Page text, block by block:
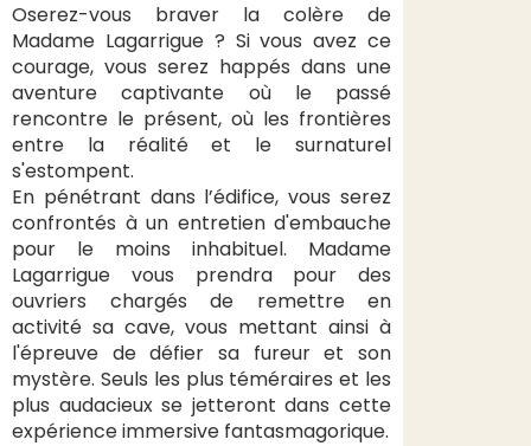
Oserez-vous braver la colère de
Madame Lagarrigue ? Si vous avez ce
courage, vous serez happés dans une
aventure captivante où le passé
rencontre le présent, où les frontières
entre la réalité et le surnaturel
s'estompent.
En pénétrant dans l’édifice, vous serez
confrontés à un entretien d'embauche
pour le moins inhabituel. Madame
Lagarrigue vous prendra pour des
ouvriers chargés de remettre en
activité sa cave, vous mettant ainsi à
l'épreuve de défier sa fureur et son
mystère. Seuls les plus téméraires et les
plus audacieux se jetteront dans cette
expérience immersive fantasmagorique.